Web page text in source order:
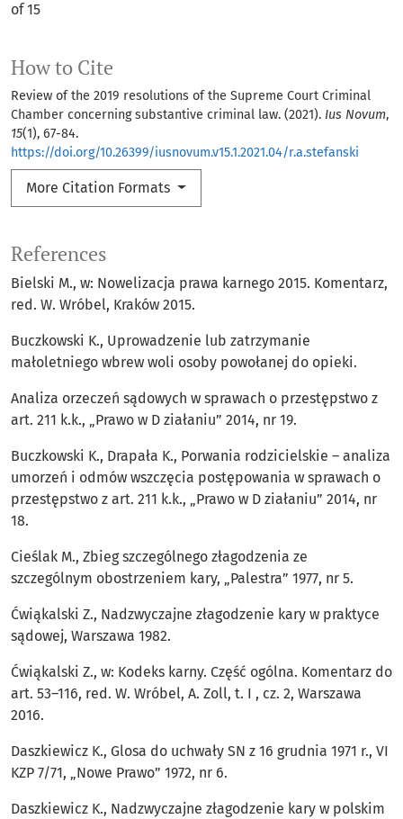
of 15
How to Cite
Review of the 2019 resolutions of the Supreme Court Criminal
Chamber concerning substantive criminal law. (2021). Ius Novum,
15(1), 67-84.
https://doi.org/10.26399/iusnovum.v15.1.2021.04/r.a.stefanski
More Citation Formats
References
Bielski M., w: Nowelizacja prawa karnego 2015. Komentarz,
red. W. Wróbel, Kraków 2015.
Buczkowski K., Uprowadzenie lub zatrzymanie
małoletniego wbrew woli osoby powołanej do opieki.
Analiza orzeczeń sądowych w sprawach o przestępstwo z
art. 211 k.k., „Prawo w D ziałaniu” 2014, nr 19.
Buczkowski K., Drapała K., Porwania rodzicielskie – analiza
umorzeń i odmów wszczęcia postępowania w sprawach o
przestępstwo z art. 211 k.k., „Prawo w D ziałaniu” 2014, nr
18.
Cieślak M., Zbieg szczególnego złagodzenia ze
szczególnym obostrzeniem kary, „Palestra” 1977, nr 5.
Ćwiąkalski Z., Nadzwyczajne złagodzenie kary w praktyce
sądowej, Warszawa 1982.
Ćwiąkalski Z., w: Kodeks karny. Część ogólna. Komentarz do
art. 53–116, red. W. Wróbel, A. Zoll, t. I , cz. 2, Warszawa
2016.
Daszkiewicz K., Glosa do uchwały SN z 16 grudnia 1971 r., VI
KZP 7/71, „Nowe Prawo” 1972, nr 6.
Daszkiewicz K., Nadzwyczajne złagodzenie kary w polskim